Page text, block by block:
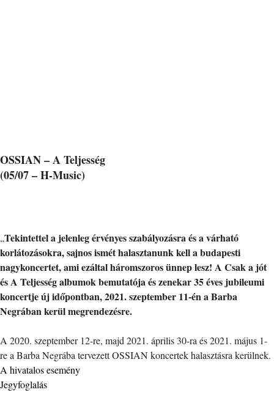
OSSIAN – A Teljesség
(05/07 – H-Music)
„Tekintettel a jelenleg érvényes szabályozásra és a várható
korlátozásokra, sajnos ismét halasztanunk kell a budapesti
nagykoncertet, ami ezáltal háromszoros ünnep lesz! A Csak a jót
és A Teljesség albumok bemutatója és zenekar 35 éves jubileumi
koncertje új időpontban, 2021. szeptember 11-én a Barba
Negrában kerül megrendezésre.
A 2020. szeptember 12-re, majd 2021. április 30-ra és 2021. május 1-
re a Barba Negrába tervezett OSSIAN koncertek halasztásra kerülnek.
A hivatalos esemény
Jegyfoglalás